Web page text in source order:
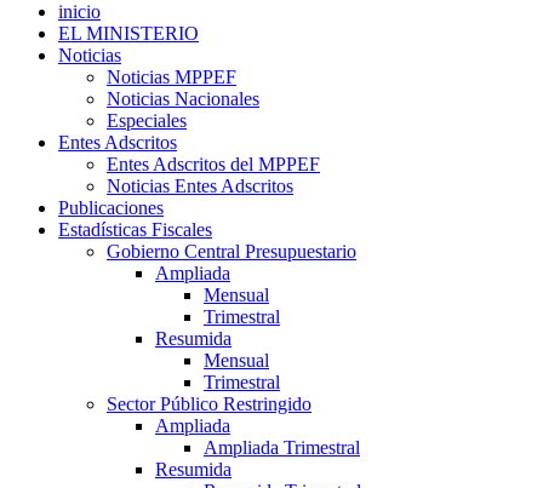
inicio
EL MINISTERIO
Noticias
Noticias MPPEF
Noticias Nacionales
Especiales
Entes Adscritos
Entes Adscritos del MPPEF
Noticias Entes Adscritos
Publicaciones
Estadísticas Fiscales
Gobierno Central Presupuestario
Ampliada
Mensual
Trimestral
Resumida
Mensual
Trimestral
Sector Público Restringido
Ampliada
Ampliada Trimestral
Resumida